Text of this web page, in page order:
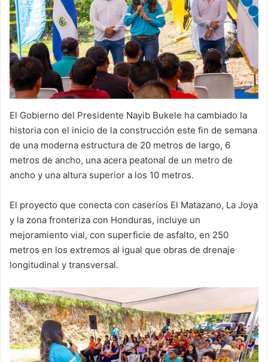
El Gobierno del Presidente Nayib Bukele ha cambiado la
historia con el inicio de la construcción este fin de semana
de una moderna estructura de 20 metros de largo, 6
metros de ancho, una acera peatonal de un metro de
ancho y una altura superior a los 10 metros.
El proyecto que conecta con caseríos El Matazano, La Joya
y la zona fronteriza con Honduras, incluye un
mejoramiento vial, con superficie de asfalto, en 250
metros en los extremos al igual que obras de drenaje
longitudinal y transversal.